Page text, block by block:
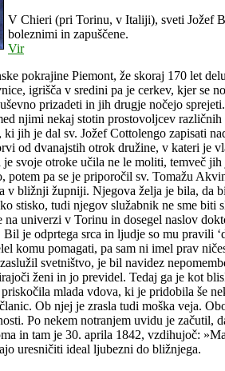
V Chieri (pri Torinu, v Italiji), sveti Jožef
boleznimi in zapuščene.
Vir
pokrajine Piemont, že skoraj 170 let
igrišča v sredini pa je cerkev, kjer se
prizadeti in jih drugje nočejo
njimi nekaj stotin prostovoljcev
ki jih je dal sv. Jožef Cottolengo zapisati
od dvanajstih otrok družine, v kateri je
svoje otroke učila ne le moliti, temveč
potem pa se je priporočil sv. Tomažu
v bližnji župniji. Njegova želja je bila, da
stisko, tudi njegov služabnik ne sme biti
na univerzi v Torinu in dosegel naslov
je odprtega srca in ljudje so mu pravili
komu pomagati, pa sam ni imel prav
svetništvo, je bil navidez
ženi in jo previdel. Tedaj ga je kot
mlada vdova, ki je pridobila še
Ob njej je zrasla tudi moška veja.
Po nekem notranjem uvidu je začutil,
in tam je 30. aprila 1842, vzdihujoč:
uresničiti ideal ljubezni do bližnjega.